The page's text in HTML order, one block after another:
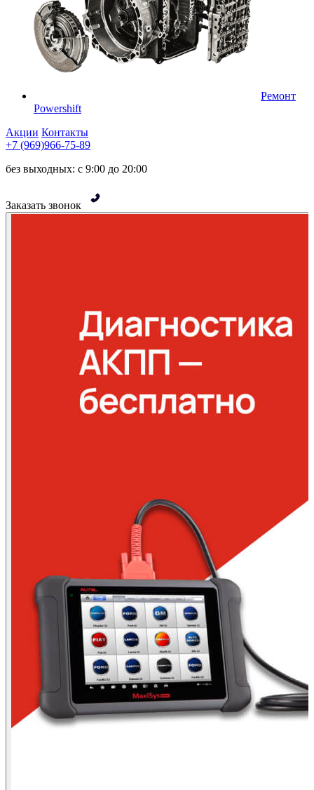
Ремонт
Powershift
Акции Контакты
+7 (969)966-75-89
без выходных: с 9:00 до 20:00
Заказать звонок